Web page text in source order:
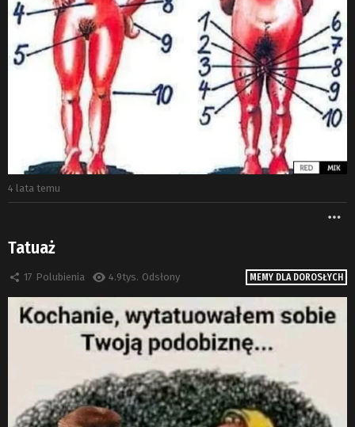
4 lata temu
MEMY DLA DOROSŁYCH
Tatuaż
17 Polubienia 4.9tys. Odsłony